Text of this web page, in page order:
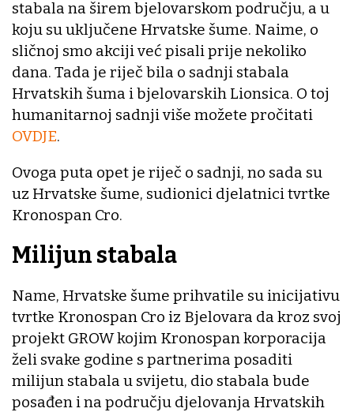
stabala na širem bjelovarskom području, a u
koju su uključene Hrvatske šume. Naime, o
sličnoj smo akciji već pisali prije nekoliko
dana. Tada je riječ bila o sadnji stabala
Hrvatskih šuma i bjelovarskih Lionsica. O toj
humanitarnoj sadnji više možete pročitati
OVDJE.
Ovoga puta opet je riječ o sadnji, no sada su
uz Hrvatske šume, sudionici djelatnici tvrtke
Kronospan Cro.
Milijun stabala
Name, Hrvatske šume prihvatile su inicijativu
tvrtke Kronospan Cro iz Bjelovara da kroz svoj
projekt GROW kojim Kronospan korporacija
želi svake godine s partnerima posaditi
milijun stabala u svijetu, dio stabala bude
posađen i na području djelovanja Hrvatskih